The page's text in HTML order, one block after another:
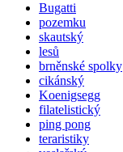
Bugatti
pozemku
skautský
lesů
brněnské spolky
cikánský
Koenigsegg
filatelistický
ping pong
teraristiky